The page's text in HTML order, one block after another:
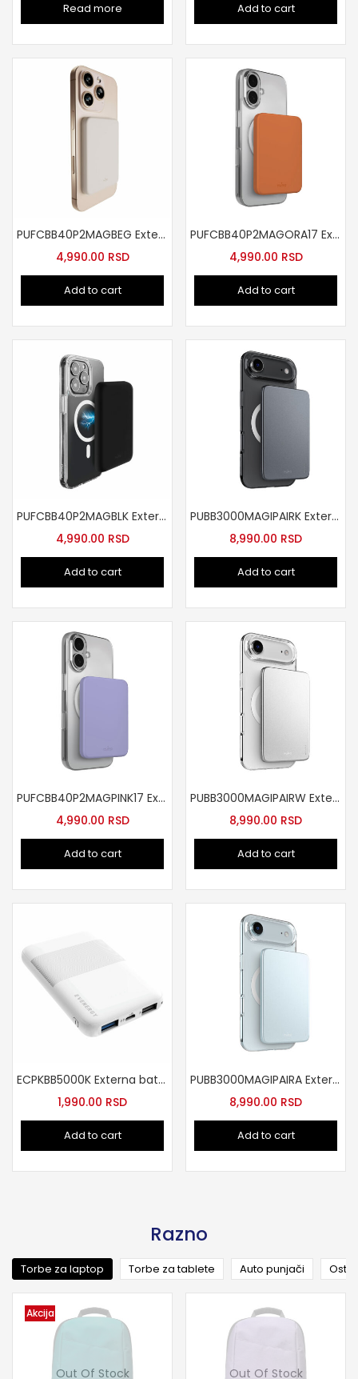
Read more Add to cart
PUFCBB40P2MAGBEG Externa baterija 4200mAh bez
4,990.00 RSD
Add to cart
PUFCBB40P2MAGORA17 Externa baterija 4200mAh MagSafe oranz
4,990.00 RSD
Add to cart
PUFCBB40P2MAGBLK Externa baterija 4200mAh MagSafe crna
4,990.00 RSD
Add to cart
PUBB3000MAGIPAIRK Externa baterija slim
8,990.00 RSD
Add to cart
PUFCBB40P2MAGPINK17 Externa baterija 4200mAh MagSafe Pink
4,990.00 RSD
Add to cart
PUBB3000MAGIPAIRW Externa baterija slim bela
8,990.00 RSD
Add to cart
ECPKBB5000K Externa baterija 5000mAh
1,990.00 RSD
Add to cart
PUBB3000MAGIPAIRA Externa baterija slim Azur
8,990.00 RSD
Add to cart
Razno
Torbe za laptop Torbe za tablete Auto punjači
Akcija
Out Of Stock Out Of Stock